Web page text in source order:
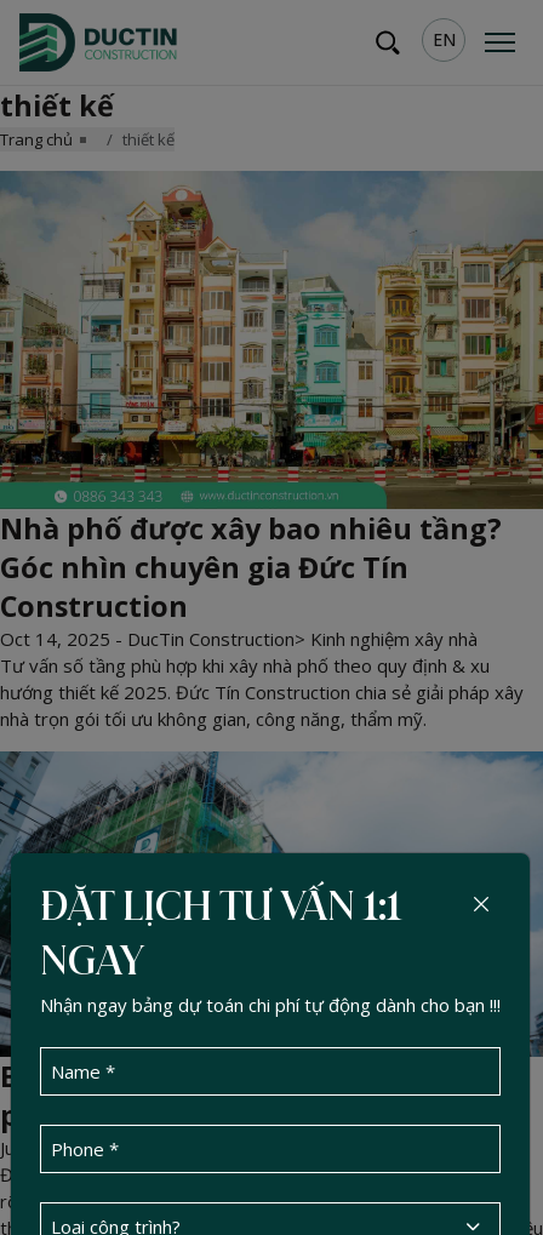
EN
thiết kế
Trang chủ thiết kế
Nhà phố được xây bao nhiêu tầng?
Góc nhìn chuyên gia Đức Tín
Construction
Oct 14, 2025 - DucTin Construction> Kinh nghiệm xây nhà
Tư vấn số tầng phù hợp khi xây nhà phố theo quy định & xu
hướng thiết kế 2025. Đức Tín Construction chia sẻ giải pháp xây
nhà trọn gói tối ưu không gian, công năng, thẩm mỹ.
Báo giá xây thô: Các khoản chi phí dễ
phát sinh mà bạn cần biết
Jun 06, 2025 -
Đức Tín Construction cung cấp báo giá xây thô minh bạch, liệt kê
rõ từng hạng mục chi phí và các khoản dễ phát sinh. Với cam kết
thi công không ẩn phí, chúng tôi giúp bạn kiểm soát ngân sách hiệu
ĐẶT LỊCH TƯ VẤN 1:1
NGAY
Nhận ngay bảng dự toán chi phí tự động dành cho bạn !!!